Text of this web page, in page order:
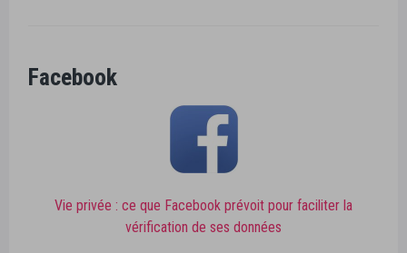
Facebook
Vie privée : ce que Facebook prévoit pour faciliter la
vérification de ses données